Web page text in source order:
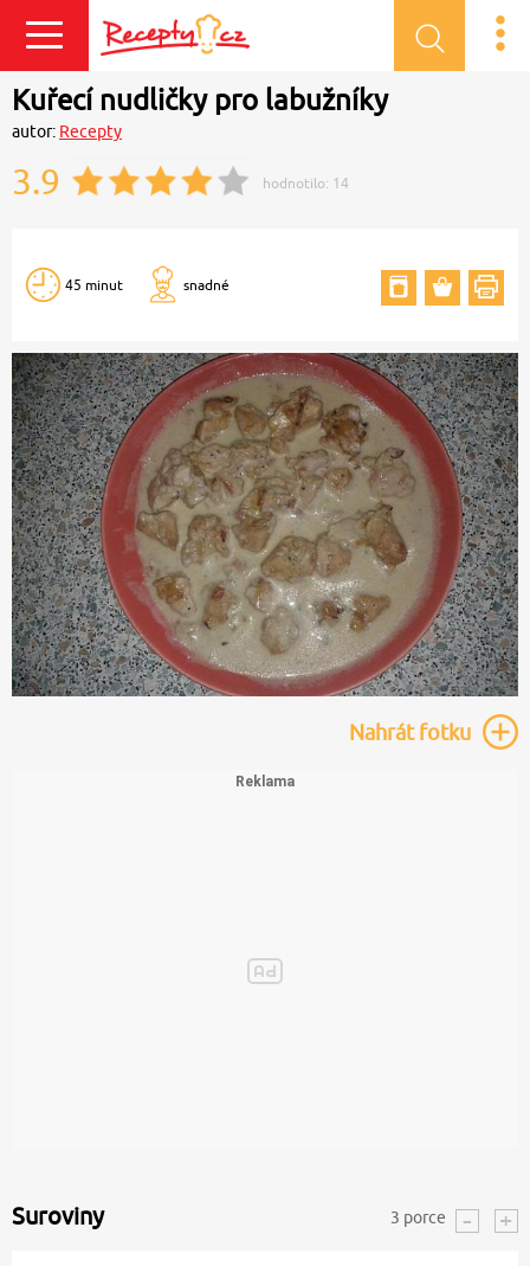
Přihlásit se
Kuřecí nudličky pro labužníky
autor: Recepty
3.9 hodnotilo: 14
45 minut snadné
Nahrátfotku
Suroviny 3 porce